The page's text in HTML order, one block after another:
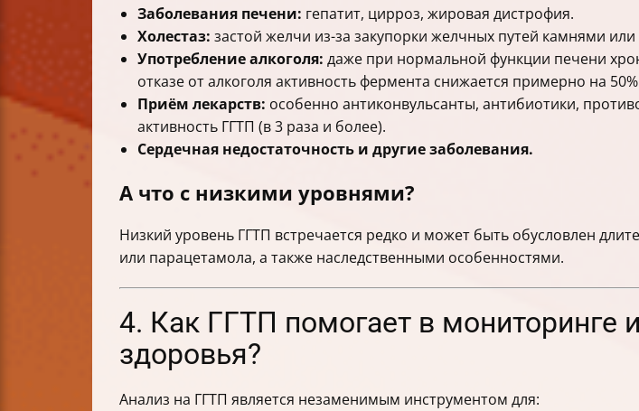
Заболевания печени: гепатит, цирроз, жировая дистрофия.
Холестаз: застой желчи из-за закупорки желчных путей камнями
Употребление алкоголя: даже при нормальной функции печени
отказе от алкоголя активность фермента снижается примерно на
Приём лекарств: особенно антиконвульсанты, антибиотики,
активность ГГТП (в 3 раза и более).
Сердечная недостаточность и другие заболевания.
А что с низкими уровнями?
Низкий уровень ГГТП встречается редко и может быть обусловлен
или парацетамола, а также наследственными особенностями.
4. Как ГГТП помогает в мониторинге
здоровья?
Анализ на ГГТП является незаменимым инструментом для: